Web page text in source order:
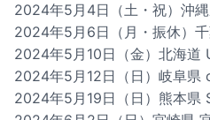
2024年5月4日（土・祝）沖
2024年5月6日（月・振休）
2024年5月10日（金）北海道
2024年5月12日（日）岐阜県
2024年5月19日（日）熊本県